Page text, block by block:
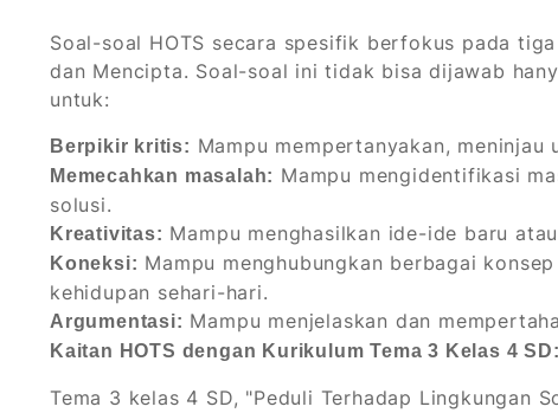
Soal-soal HOTS secara spesifik berfokus pada
dan Mencipta. Soal-soal ini tidak bisa dijawab
untuk:
Berpikir kritis: Mampu mempertanyakan,
Memecahkan masalah: Mampu mengidentifikasi
solusi.
Kreativitas: Mampu menghasilkan ide-ide baru
Koneksi: Mampu menghubungkan berbagai
kehidupan sehari-hari.
Argumentasi: Mampu menjelaskan dan
Kaitan HOTS dengan Kurikulum Tema 3 Kelas 4
Tema 3 kelas 4 SD, "Peduli Terhadap Lingkungan